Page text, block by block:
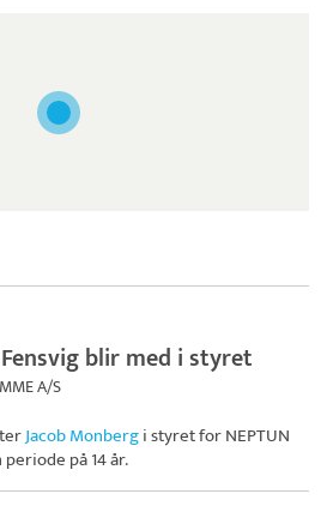
blir med i styret
A/S
Jacob Monbergi styret forNEPTUN
på 14 år.